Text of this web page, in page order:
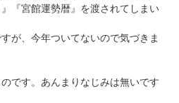
『宮館運勢暦』を渡されてしまい
が、今年ついてないので気づきま
です。あんまりなじみは無いです